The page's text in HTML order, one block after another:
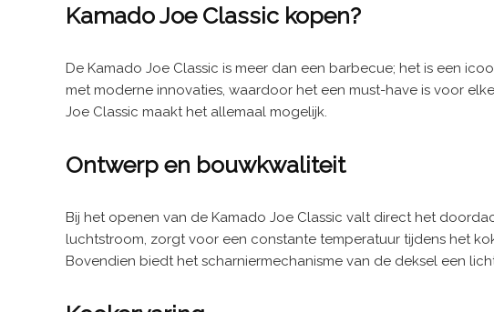
Kamado Joe Classic kopen?
De Kamado Joe Classic is meer dan een barbecue; het is een
met moderne innovaties, waardoor het een must-have is voor
Joe Classic maakt het allemaal mogelijk.
Ontwerp en bouwkwaliteit
Bij het openen van de Kamado Joe Classic valt direct het
luchtstroom, zorgt voor een constante temperatuur tijdens het
Bovendien biedt het scharniermechanisme van de deksel een